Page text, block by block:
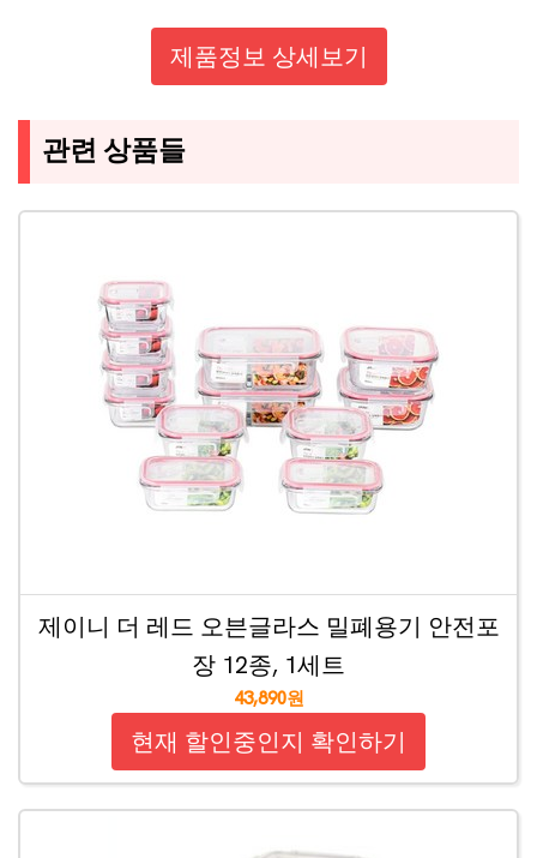
제품정보 상세보기
관련 상품들
제이니 더 레드 오븐글라스 밀폐용기 안전포
장 12종, 1세트
43,890원
현재 할인중인지 확인하기